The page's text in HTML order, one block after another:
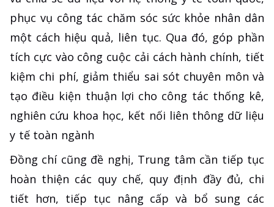
phục vụ công tác chăm sóc sức khỏe nhân dân
một cách hiệu quả, liên tục. Qua đó, góp phần
tích cực vào công cuộc cải cách hành chính, tiết
kiệm chi phí, giảm thiểu sai sót chuyên môn và
tạo điều kiện thuận lợi cho công tác thống kê,
nghiên cứu khoa học, kết nối liên thông dữ liệu
y tế toàn ngành
Đồng chí cũng đề nghị, Trung tâm cần tiếp tục
hoàn thiện các quy chế, quy định đầy đủ, chi
tiết hơn, tiếp tục nâng cấp và bổ sung các